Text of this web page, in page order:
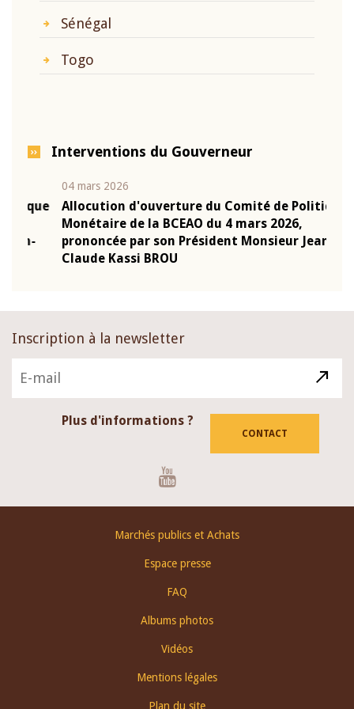
Sénégal
Togo
Interventions du Gouverneur
04 mars 2026
Allocution d'ouverture du Comité de Politique
Monétaire de la BCEAO du 4 mars 2026,
prononcée par son Président Monsieur Jean-
Claude Kassi BROU
Inscription à la newsletter
Plus d'informations ?
CONTACT
Marchés publics et Achats
Espace presse
FAQ
Albums photos
Vidéos
Mentions légales
Plan du site